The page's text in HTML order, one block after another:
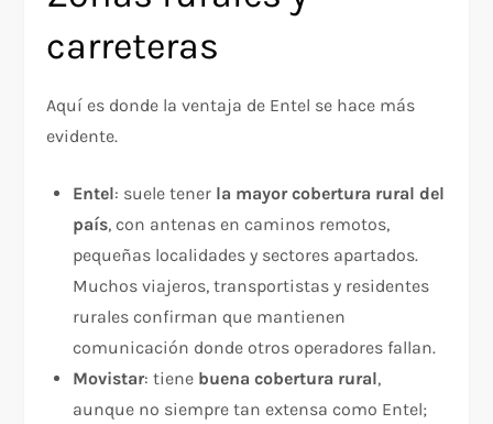
carreteras
Aquí es donde la ventaja de Entel se hace más
evidente.
Entel: suele tener la mayor cobertura rural del
país, con antenas en caminos remotos,
pequeñas localidades y sectores apartados.
Muchos viajeros, transportistas y residentes
rurales confirman que mantienen
comunicación donde otros operadores fallan.
Movistar: tiene buena cobertura rural,
aunque no siempre tan extensa como Entel;